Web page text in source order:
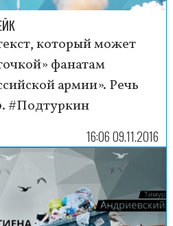
который может
фанатам
армии». Речь
#Подтуркин
16:06 09.11.2016